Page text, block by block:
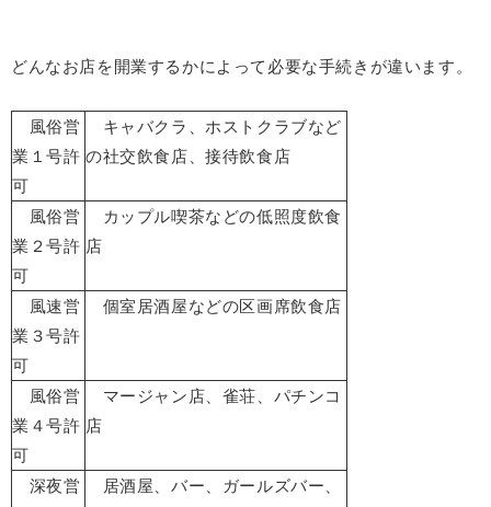
どんなお店を開業するかによって必要な手続きが違います。
風俗営
業１号許
可
キャバクラ、ホストクラブなど
の社交飲食店、接待飲食店
風俗営
業２号許
可
カップル喫茶などの低照度飲食
店
風速営
業３号許
可
個室居酒屋などの区画席飲食店
風俗営
業４号許
可
マージャン店、雀荘、パチンコ
店
深夜営
居酒屋、バー、ガールズバー、